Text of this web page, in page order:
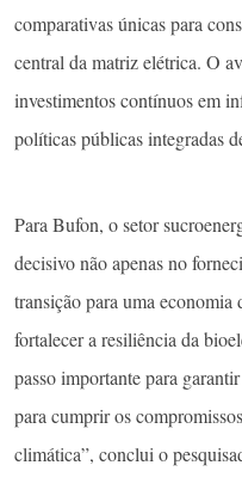
comparativas únicas para
central da matriz elétrica. O
investimentos contínuos em
políticas públicas integradas
Para Bufon, o setor
decisivo não apenas no
transição para uma
fortalecer a resiliência da
passo importante para
para cumprir os
climática”, conclui o